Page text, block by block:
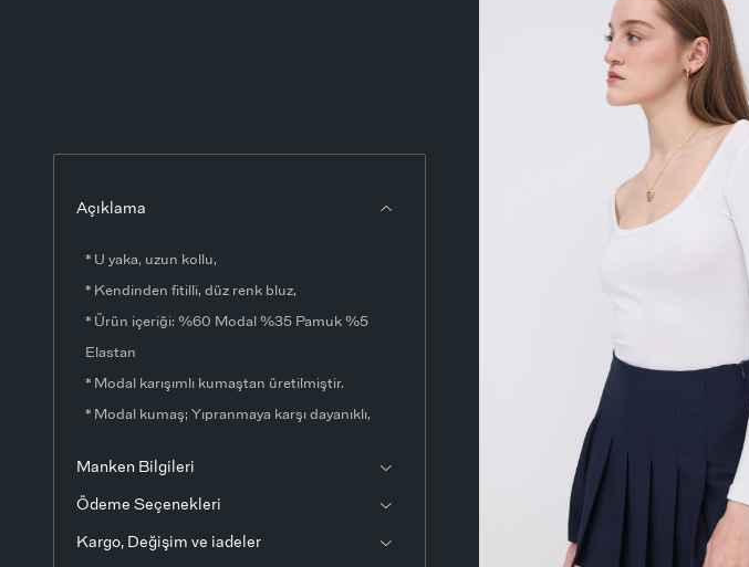
Açıklama
* U yaka, uzun kollu,
* Kendinden fitilli, düz renk bluz,
* Ürün içeriği: %60 Modal %35 Pamuk %5
Elastan
* Modal karışımlı kumaştan üretilmiştir.
* Modal kumaş; Yıpranmaya karşı dayanıklı,
ve yumuşaklık hissi veren kaliteli kumaş
türüdür.
* Teninize nefes aldıran yapısı sayesinde her
Manken Bilgileri
Ödeme Seçenekleri
Kargo, Değişim ve iadeler